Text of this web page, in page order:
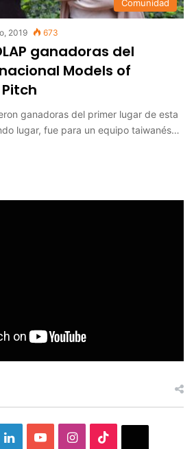
Comunidad
2019 673
ganadoras del
Models of
ganadoras del primer lugar de esta
lugar, fue para un equipo taiwanés…
LinkedInYouTubeInstagram